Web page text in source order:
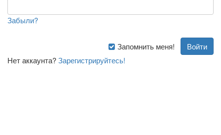
Забыли?
Запомнить меня!
Нет аккаунта?Зарегистрируйтесь!